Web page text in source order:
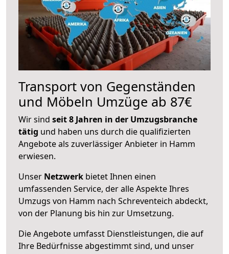
Transport von Gegenständen
und Möbeln Umzüge ab 87€
Wir sind seit 8 Jahren in der Umzugsbranche
tätig und haben uns durch die qualifizierten
Angebote als zuverlässiger Anbieter in Hamm
erwiesen.
Unser Netzwerk bietet Ihnen einen
umfassenden Service, der alle Aspekte Ihres
Umzugs von Hamm nach Schreventeich abdeckt,
von der Planung bis hin zur Umsetzung.
Die Angebote umfasst Dienstleistungen, die auf
Ihre Bedürfnisse abgestimmt sind, und unser